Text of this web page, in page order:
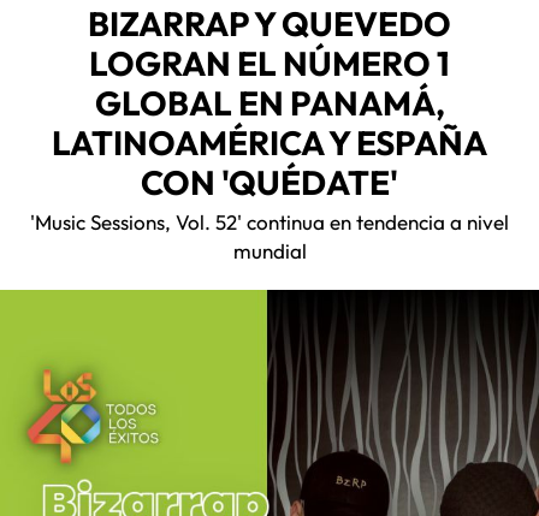
BIZARRAP Y QUEVEDO
LOGRAN EL NÚMERO 1
GLOBAL EN PANAMÁ,
LATINOAMÉRICA Y ESPAÑA
CON 'QUÉDATE'
'Music Sessions, Vol. 52' continua en tendencia a nivel
mundial